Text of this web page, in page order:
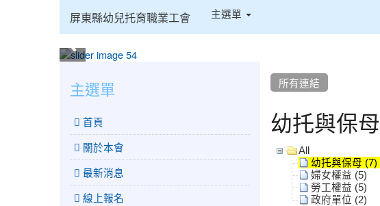
屏東縣幼兒托育職業工會 主選單
所有連結
幼托與保母
All
幼托與保母 (7)
婦女權益 (5)
勞工權益 (5)
政府單位 (2)
主選單
 首頁
關於本會
最新消息
線上報名